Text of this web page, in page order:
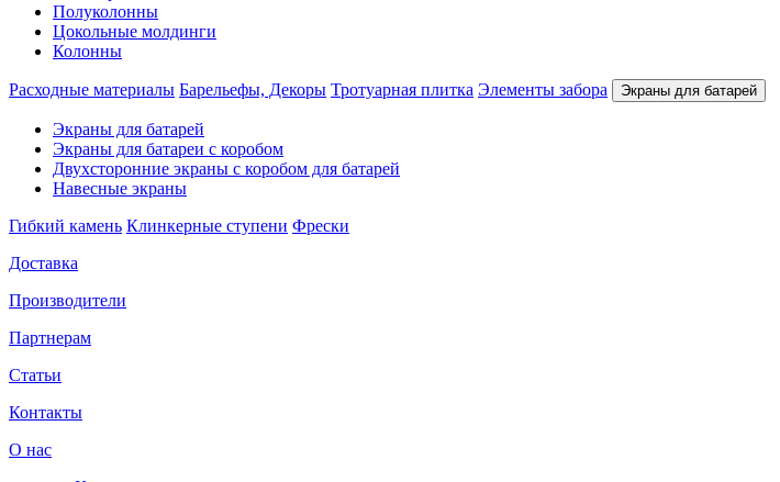
Полуколонны
Цокольные молдинги
Колонны
Расходные материалы Барельефы, Декоры Тротуарная плитка Элементы забора Экраны для батарей
Экраны для батарей
Экраны для батареи с коробом
Двухсторонние экраны с коробом для батарей
Навесные экраны
Гибкий камень Клинкерные ступени Фрески
Доставка
Производители
Партнерам
Статьи
Контакты
О нас